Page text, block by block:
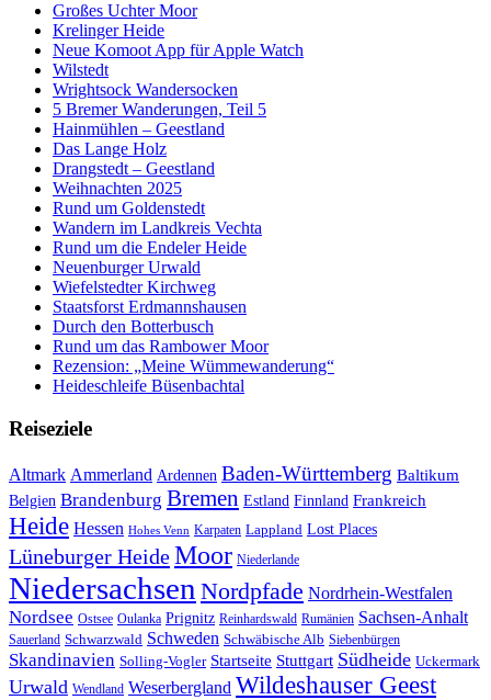
Großes Uchter Moor
Krelinger Heide
Neue Komoot App für Apple Watch
Wilstedt
Wrightsock Wandersocken
5 Bremer Wanderungen, Teil 5
Hainmühlen – Geestland
Das Lange Holz
Drangstedt – Geestland
Weihnachten 2025
Rund um Goldenstedt
Wandern im Landkreis Vechta
Rund um die Endeler Heide
Neuenburger Urwald
Wiefelstedter Kirchweg
Staatsforst Erdmannshausen
Durch den Botterbusch
Rund um das Rambower Moor
Rezension: „Meine Wümmewanderung“
Heideschleife Büsenbachtal
Reiseziele
Altmark Ammerland Ardennen Baden-Württemberg Baltikum
Belgien Brandenburg Bremen Estland Finnland Frankreich
Heide Hessen Hohes Venn Karpaten Lappland Lost Places
Lüneburger HeideMoor Niederlande
Niedersachsen Nordpfade Nordrhein-Westfalen
Nordsee Ostsee Oulanka Prignitz Reinhardswald Rumänien Sachsen-Anhalt
Sauerland Schwarzwald Schweden Schwäbische Alb Siebenbürgen
Skandinavien Solling-Vogler Startseite Stuttgart Südheide Uckermark
Urwald Wendland Weserbergland Wildeshauser Geest